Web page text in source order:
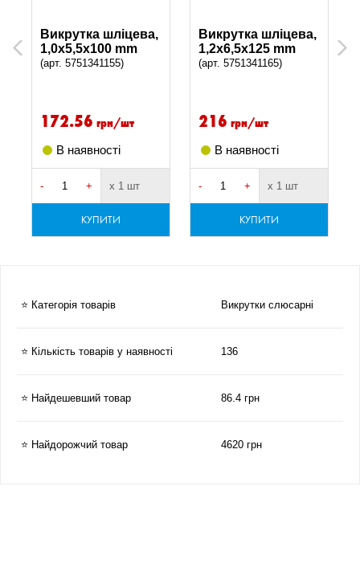
Previous
Викрутка шліцева,
1,0x5,5x100 mm
(арт. 5751341155)
172.56 грн/шт
В наявності
- + х 1 шт
КУПИТИ
Викрутка шліцева,
1,2x6,5x125 mm
(арт. 5751341165)
216 грн/шт
В наявності
- + х 1 шт
КУПИТИ
Next
⭐ Категорія товарів Викрутки слюсарні
⭐ Кількість товарів у наявності 136
⭐ Найдешевший товар 86.4 грн
⭐ Найдорожчий товар 4620 грн